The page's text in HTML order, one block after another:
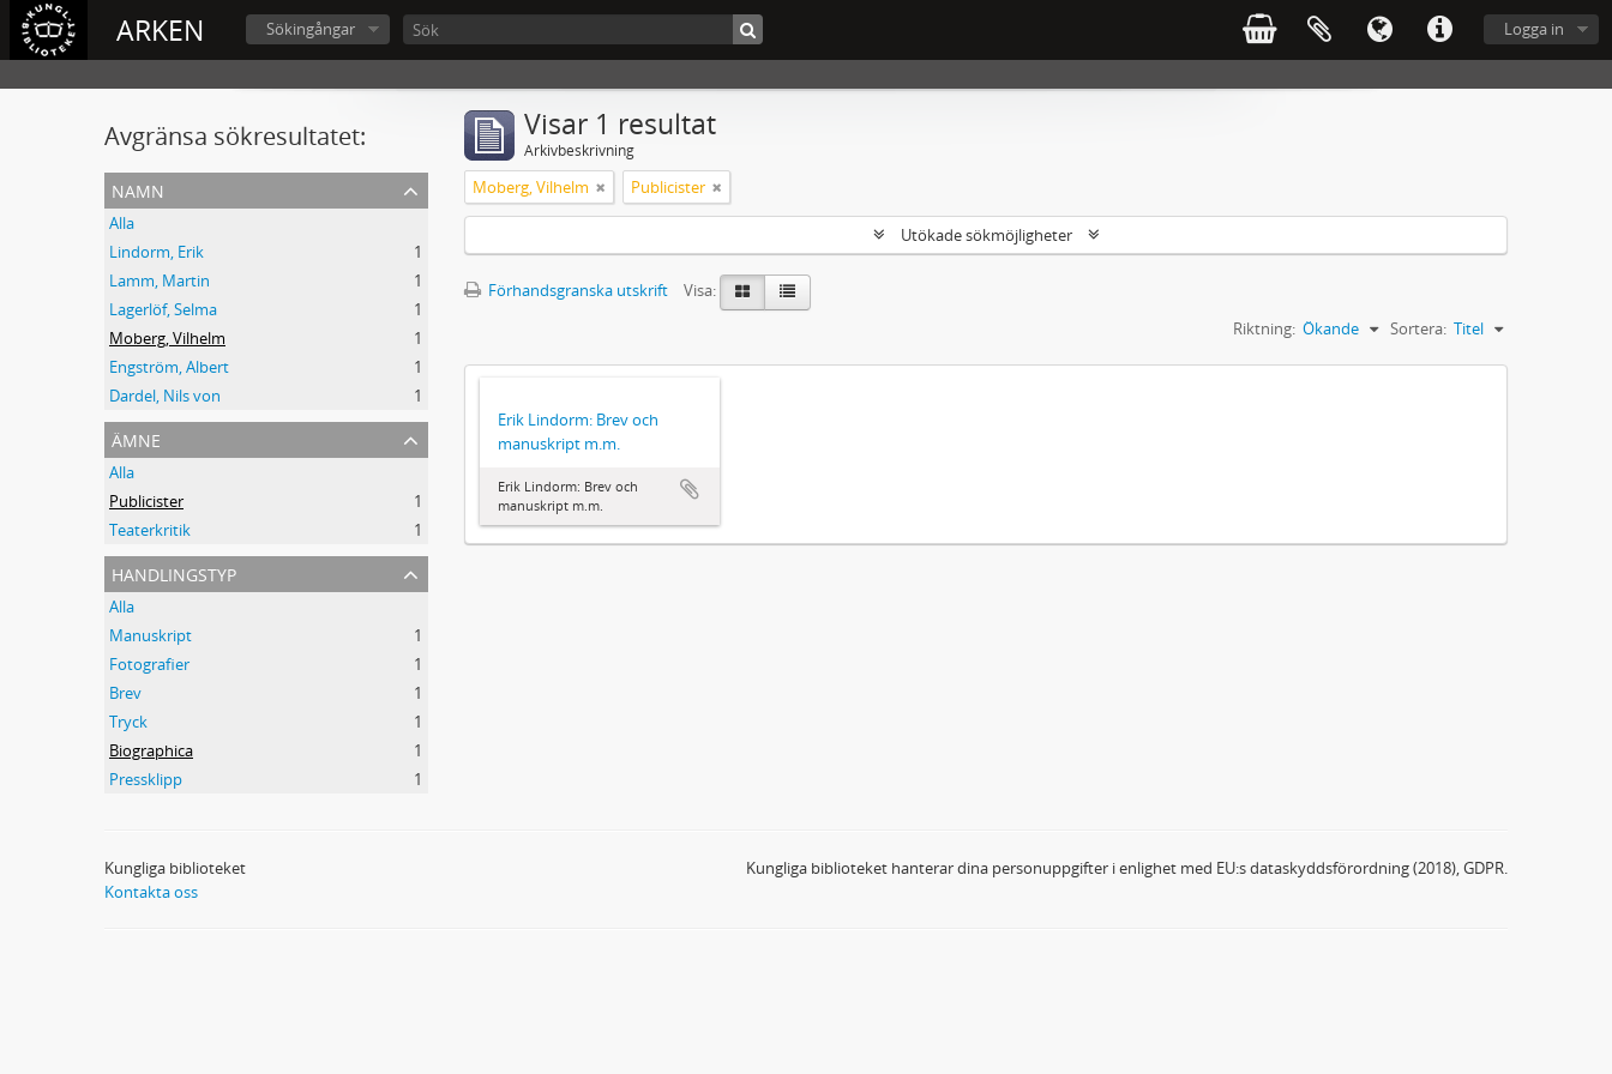
ARKEN Logga in
Sökingångar
Avgränsa sökresultatet:
namn
Alla
Lindorm, Erik
1
Lamm, Martin
1
Lagerlöf, Selma
1
Moberg, Vilhelm
1
Engström, Albert
1
Dardel, Nils von
1
ämne
Alla
Publicister
1
Teaterkritik
1
handlingstyp
Alla
Manuskript
1
Fotografier
1
Brev
1
Tryck
1
Biographica
1
Pressklipp
1
Visar 1 resultat
Arkivbeskrivning
Moberg, Vilhelm Publicister
Utökade sökmöjligheter
Förhandsgranska utskrift
Visa:
Sortera: Titel
Riktning: Ökande
Erik Lindorm: Brev och
manuskript m.m.
Erik Lindorm: Brev och
manuskript m.m.
Kungliga biblioteket
Kontakta oss
Kungliga biblioteket hanterar dina personuppgifter i enlighet med EU:s dataskyddsförordning (2018), GDPR.